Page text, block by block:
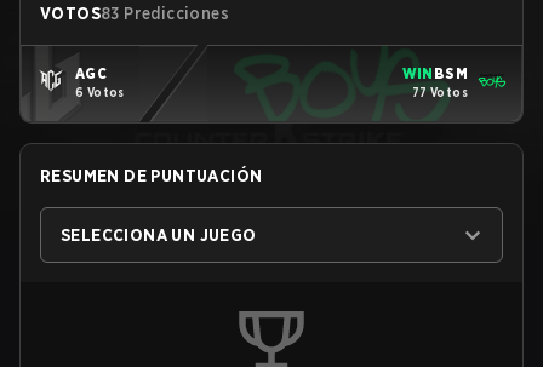
VOTOS83 Predicciones
AGC
6 Votos
WIN BSM
77 Votos
RESUMEN DE PUNTUACIÓN
SELECCIONA UN JUEGO